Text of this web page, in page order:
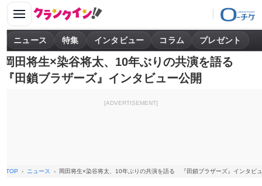
ニュース 特集 インタビュー コラム プレゼント
岡田将生×染谷将太、10年ぶりの共演を語る
『田鎖ブラザーズ』インタビュー公開
[ADVERTISEMENT]
TOP ニュース 岡田将生×染谷将太、10年ぶりの共演を語る 『田鎖ブラザーズ』インタビ